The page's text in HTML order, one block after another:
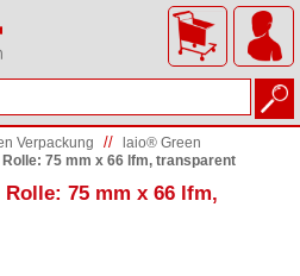
Verpackung //
laio® Green
Rolle: 75 mm x 66 lfm, transparent
Rolle: 75 mm x 66 lfm,